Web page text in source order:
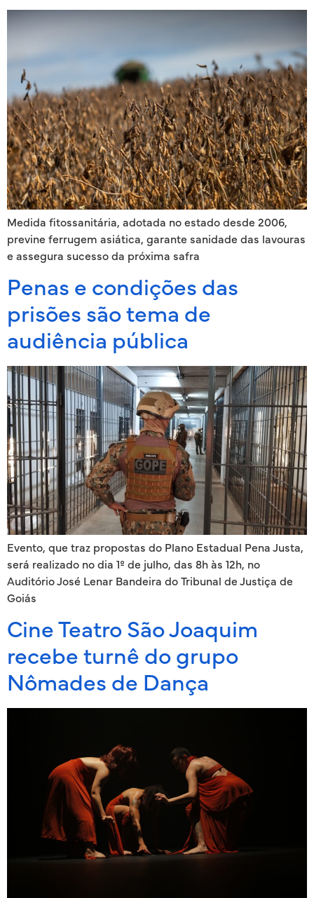
Medida fitossanitária, adotada no estado desde 2006,
previne ferrugem asiática, garante sanidade das lavouras
e assegura sucesso da próxima safra
Penas e condições das
prisões são tema de
audiência pública
Evento, que traz propostas do Plano Estadual Pena Justa,
será realizado no dia 1º de julho, das 8h às 12h, no
Auditório José Lenar Bandeira do Tribunal de Justiça de
Goiás
Cine Teatro São Joaquim
recebe turnê do grupo
Nômades de Dança